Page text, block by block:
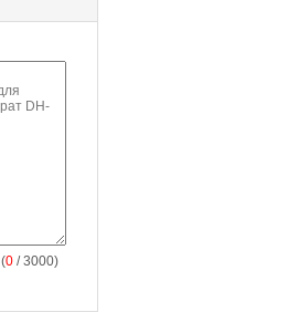
(0 / 3000)